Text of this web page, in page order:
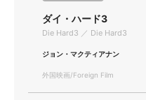
ダイ・ハード3
Die Hard3 ／ Die Hard3
ジョン・マクティアナン
外国映画/Foreign Film